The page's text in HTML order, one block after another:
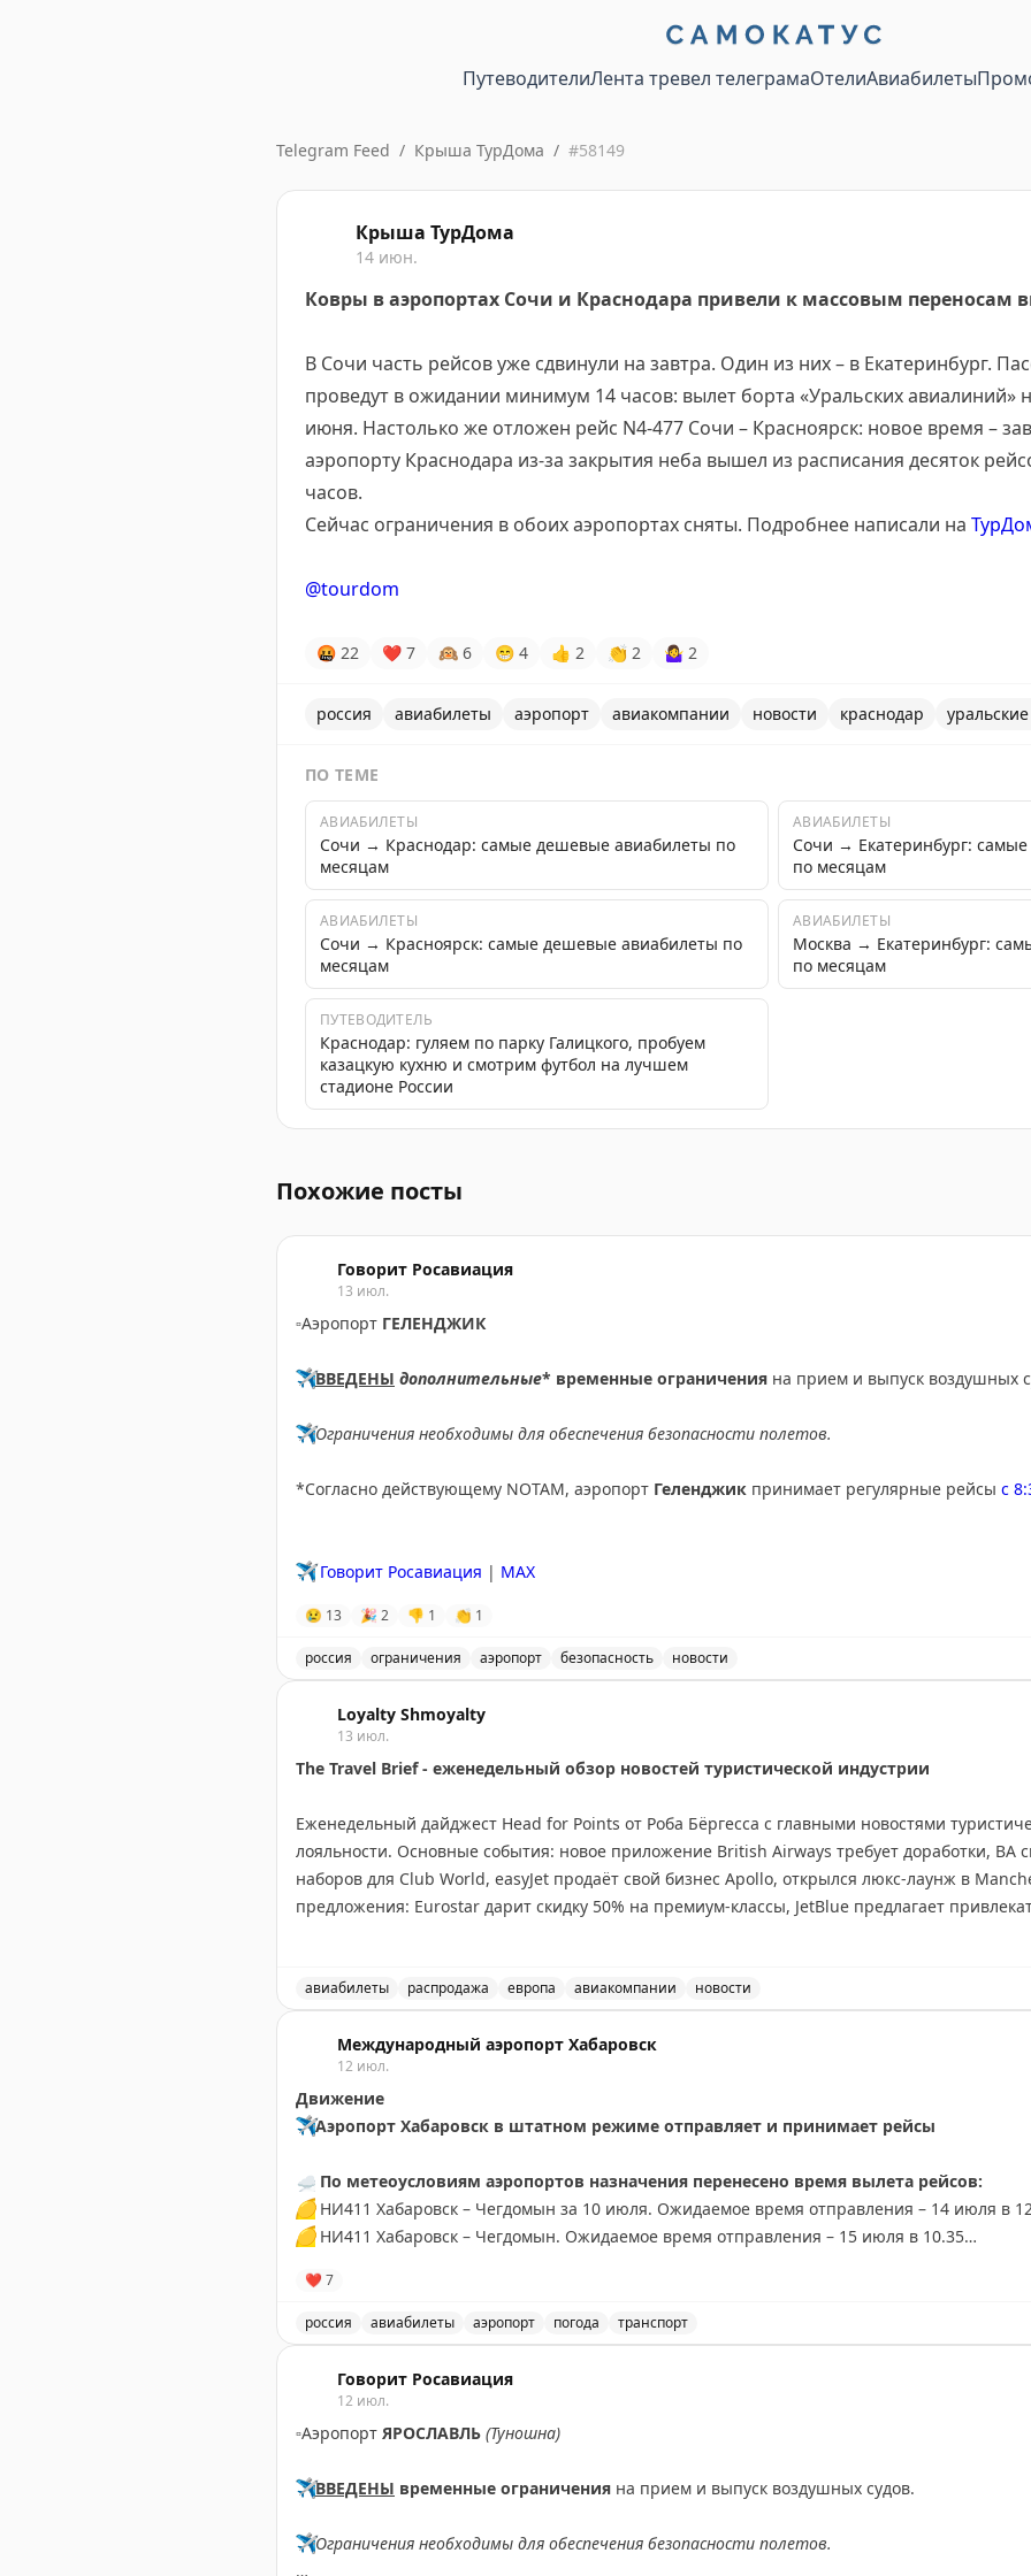
ПутеводителиЛента тревел телеграмаОтелиАвиабилеты
Telegram Feed / Крыша ТурДома / #58149
Крыша ТурДома
14 июн.
Ковры в аэропортах Сочи и Краснодара привели к массовым переносам
В Сочи часть рейсов уже сдвинули на завтра. Один из них – в Екатеринбург.
проведут в ожидании минимум 14 часов: вылет борта «Уральских авиалиний»
июня. Настолько же отложен рейс N4-477 Сочи – Красноярск: новое время –
аэропорту Краснодара из-за закрытия неба вышел из расписания десяток
часов.
Сейчас ограничения в обоих аэропортах сняты. Подробнее написали на
@tourdom
🤬 22 ❤ 7 🙉 6 😁 4 👍 2 👏 2 🤷‍♀ 2
россия авиабилеты аэропорт авиакомпании новости краснодар
ПО ТЕМЕ
АВИАБИЛЕТЫ
Сочи → Краснодар: самые дешевые авиабилеты по
месяцам
АВИАБИЛЕТЫ
Сочи → Екатеринбург:
по месяцам
АВИАБИЛЕТЫ
Сочи → Красноярск: самые дешевые авиабилеты по
месяцам
АВИАБИЛЕТЫ
Москва → Екатеринбург:
по месяцам
ПУТЕВОДИТЕЛЬ
Краснодар: гуляем по парку Галицкого, пробуем
казацкую кухню и смотрим футбол на лучшем
стадионе России
Похожие посты
Говорит Росавиация
13 июл.
▫️Аэропорт ГЕЛЕНДЖИК
✈️ВВЕДЕНЫ дополнительные* временные ограничения на прием и выпуск воздушных
✈️Ограничения необходимы для обеспечения безопасности полетов.
*Согласно действующему NOTAM, аэропорт Геленджик принимает регулярные рейсы с
✈️ Говорит Росавиация | MAX
😢 13 🎉 2 👎 1 👏 1
россия ограничения аэропорт безопасность новости
Loyalty Shmoyalty
13 июл.
The Travel Brief - еженедельный обзор новостей туристической индустрии
Еженедельный дайджест Head for Points от Роба Бёргесса с главными новостями
лояльности. Основные события: новое приложение British Airways требует доработки, BA
наборов для Club World, easyJet продаёт свой бизнес Apollo, открылся люкс-лаунж в
предложения: Eurostar дарит скидку 50% на премиум-классы, JetBlue предлагает
рассылку для получения полной информации о лучших предложениях отелей и
Rob Burgess|Original
авиабилеты распродажа европа авиакомпании новости
Международный аэропорт Хабаровск
12 июл.
Движение
✈️Аэропорт Хабаровск в штатном режиме отправляет и принимает рейсы
☁️ По метеоусловиям аэропортов назначения перенесено время вылета рейсов:
🟡НИ411 Хабаровск – Чегдомын за 10 июля. Ожидаемое время отправления – 14 июля в
🟡НИ411 Хабаровск – Чегдомын. Ожидаемое время отправления – 15 июля в 10.35
✍🏼Авиакомпаниями перенесено время вылета рейсов:
🟡НИ469 Хабаровск – Богородское за 10, 13 июля. Информация о времени вылета – 10.10
🟡НИ419 Хабаровск – Охотск за 11, 12, 13 июля. Информация о времени вылета – 10.10
НИ401 Хабаровск – Николаевск-на-Амуре – Охотск за 12, 13 июля. Информация о
SU850 Хабаровск – Санья. Ожидаемое время отправления – 14.00
🟡SU5807 Хабаровск – Москва. Информация о времени вылета ожидается
❤ 7
россия авиабилеты аэропорт погода транспорт
Говорит Росавиация
12 июл.
▫️Аэропорт ЯРОСЛАВЛЬ (Туношна)
✈️ВВЕДЕНЫ временные ограничения на прием и выпуск воздушных судов.
✈️Ограничения необходимы для обеспечения безопасности полетов.